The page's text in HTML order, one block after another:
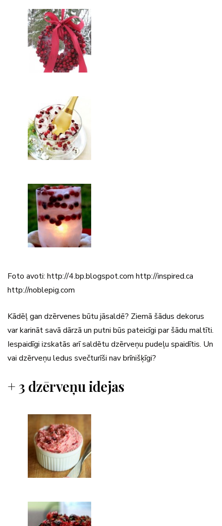
Foto avoti: http://4.bp.blogspot.com http://inspired.ca
http://noblepig.com
Kādēļ gan dzērvenes būtu jāsaldē? Ziemā šādus dekorus
var karināt savā dārzā un putni būs pateicīgi par šādu maltīti.
Iespaidīgi izskatās arī saldētu dzērveņu pudeļu spaidītis. Un
vai dzērveņu ledus svečturīši nav brīnišķīgi?
+ 3 dzērveņu idejas